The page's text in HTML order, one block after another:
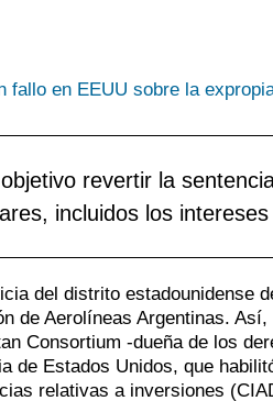
revertir la
incluidos los
del distrito estadounidense
de Aerolíneas Argentinas.
Consortium -dueña de los
de Estados Unidos, que
relativas a inversiones